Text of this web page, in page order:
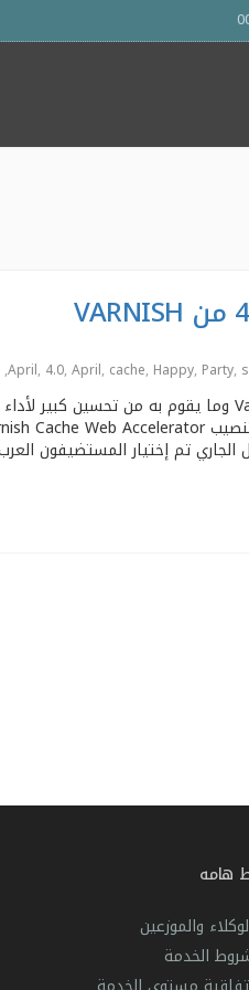
, 4.0, April, cache, Happy, Party,
,
هامه
والموزعين
الخدمة